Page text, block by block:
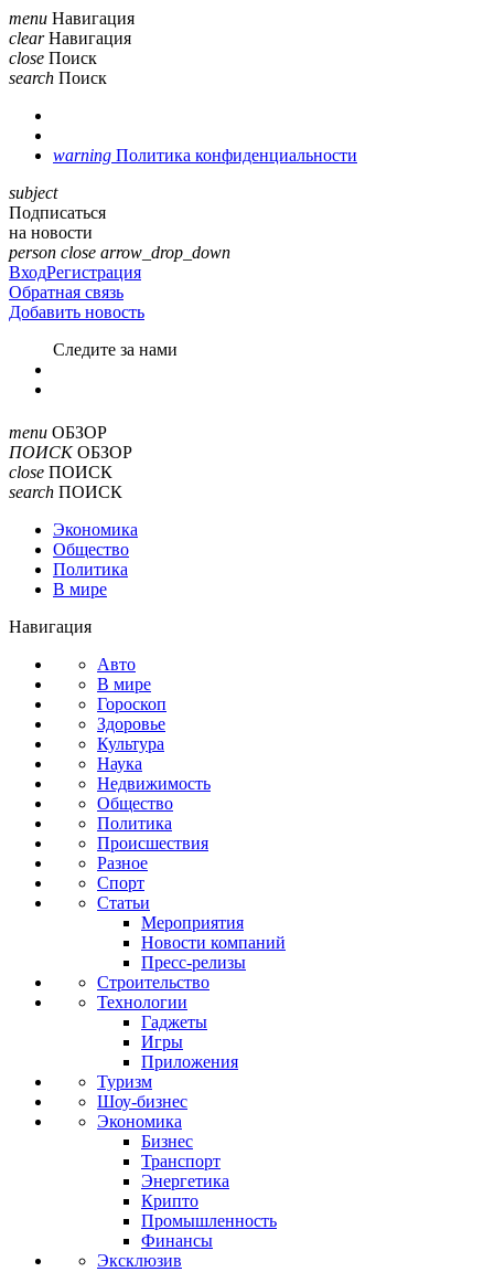
menu Навигация
clear Навигация
close Поиск
search Поиск
warning Политика конфиденциальности
subject
Подписаться
на новости
person close arrow_drop_down
ВходРегистрация
Обратная связь
Добавить новость
Cледите за нами
menu ОБЗОР
ПОИСК ОБЗОР
close ПОИСК
search ПОИСК
Экономика
Общество
Политика
В мире
Навигация
Авто
В мире
Гороскоп
Здоровье
Культура
Наука
Недвижимость
Общество
Политика
Происшествия
Разное
Спорт
Статьи
Мероприятия
Новости компаний
Пресс-релизы
Строительство
Технологии
Гаджеты
Игры
Приложения
Туризм
Шоу-бизнес
Экономика
Бизнес
Транспорт
Энергетика
Крипто
Промышленность
Финансы
Эксклюзив